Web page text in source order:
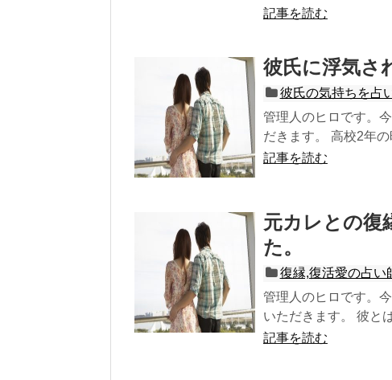
記事を読む
彼氏に浮気さ
彼氏の気持ちを占
管理人のヒロです。
だきます。 高校2年
記事を読む
元カレとの復
た。
復縁,復活愛の占い
管理人のヒロです。
いただきます。 彼と
記事を読む